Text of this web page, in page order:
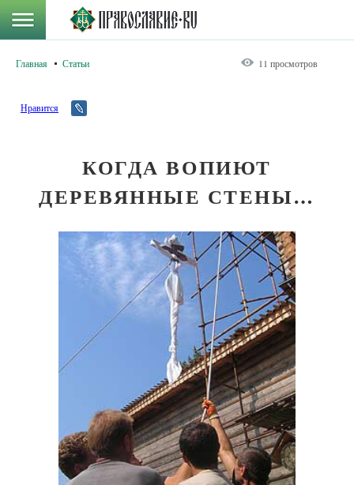
Главная Статьи 11 просмотров
Нравится
КОГДА ВОПИЮТ
ДЕРЕВЯННЫЕ СТЕНЫ…